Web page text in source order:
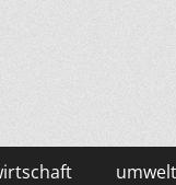
umwelt